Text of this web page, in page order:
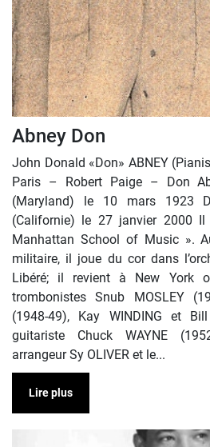
Abney Don
John Donald «Don» ABNEY
Paris – Robert Paige – Don
(Maryland) le 10 mars 1923
(Californie) le 27 janvier 2000
Manhattan School of Music ».
militaire, il joue du cor dans
Libéré; il revient à New York
trombonistes Snub MOSLEY
(1948-49), Kay WINDING et
guitariste Chuck WAYNE
arrangeur Sy OLIVER et le...
Lire plus